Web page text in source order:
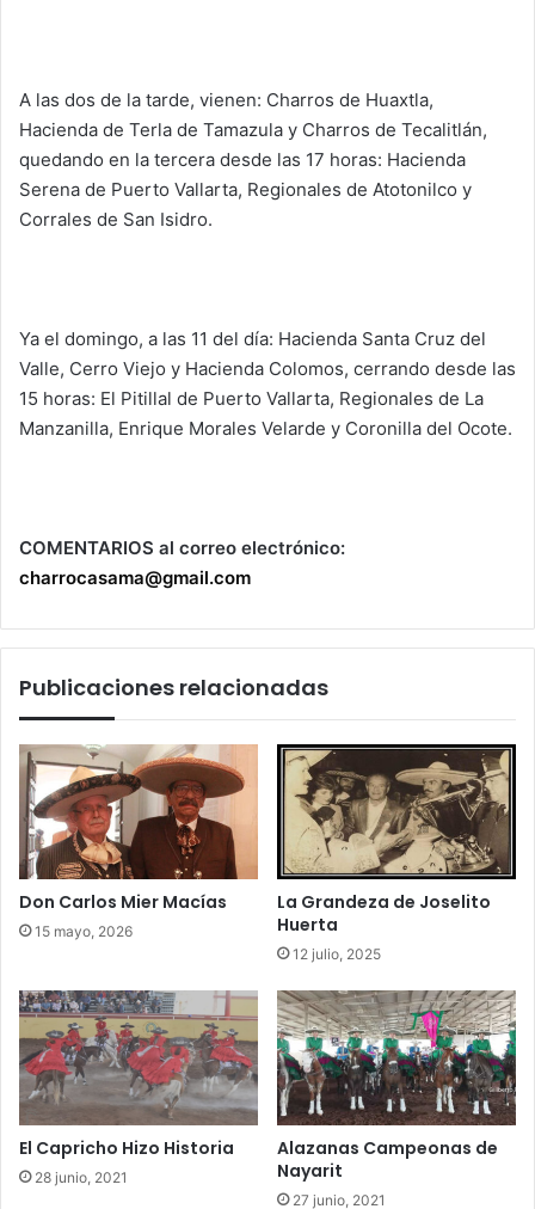
A las dos de la tarde, vienen: Charros de Huaxtla,
Hacienda de Terla de Tamazula y Charros de Tecalitlán,
quedando en la tercera desde las 17 horas: Hacienda
Serena de Puerto Vallarta, Regionales de Atotonilco y
Corrales de San Isidro.
Ya el domingo, a las 11 del día: Hacienda Santa Cruz del
Valle, Cerro Viejo y Hacienda Colomos, cerrando desde las
15 horas: El Pitillal de Puerto Vallarta, Regionales de La
Manzanilla, Enrique Morales Velarde y Coronilla del Ocote.
COMENTARIOS al correo electrónico:
charrocasama@gmail.com
Publicaciones relacionadas
Don Carlos Mier Macías
15 mayo, 2026
La Grandeza de Joselito
Huerta
12 julio, 2025
El Capricho Hizo Historia
28 junio, 2021
Alazanas Campeonas de
Nayarit
27 junio, 2021